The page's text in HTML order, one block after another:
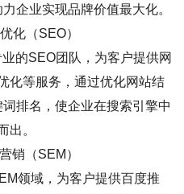
企业实现品牌价值最大化。
化（SEO）
的SEO团队，为客户提供网
化等服务，通过优化网站结
排名，使企业在搜索引擎中
出。
销（SEM）
领域，为客户提供百度推